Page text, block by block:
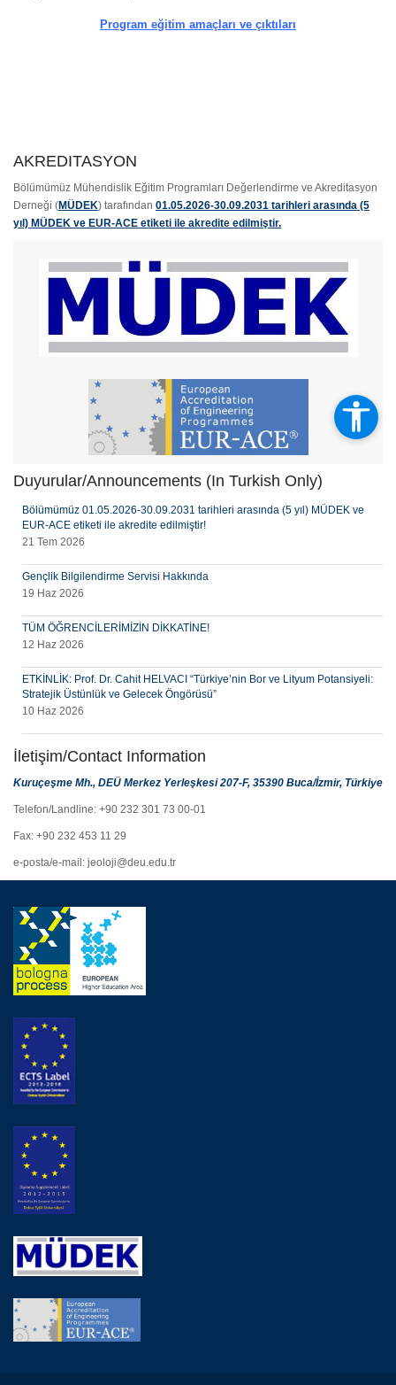
Program eğitim amaçları ve çıktıları
AKREDITASYON
Bölümümüz Mühendislik Eğitim Programları Değerlendirme ve Akreditasyon
Derneği (MÜDEK) tarafından 01.05.2026-30.09.2031 tarihleri arasında (5
yıl) MÜDEK ve EUR-ACE etiketi ile akredite edilmiştir.
Duyurular/Announcements (In Turkish Only)
Bölümümüz 01.05.2026-30.09.2031 tarihleri arasında (5 yıl) MÜDEK ve
EUR-ACE etiketi ile akredite edilmiştir!
21 Tem 2026
Gençlik Bilgilendirme Servisi Hakkında
19 Haz 2026
TÜM ÖĞRENCİLERİMİZİN DİKKATİNE!
12 Haz 2026
ETKİNLİK: Prof. Dr. Cahit HELVACI “Türkiye’nin Bor ve Lityum Potansiyeli:
Stratejik Üstünlük ve Gelecek Öngörüsü”
10 Haz 2026
İletişim/Contact Information
Kuruçeşme Mh., DEÜ Merkez Yerleşkesi 207-F, 35390 Buca/İzmir, Türkiye
Telefon/Landline: +90 232 301 73 00-01
Fax: +90 232 453 11 29
e-posta/e-mail: jeoloji@deu.edu.tr